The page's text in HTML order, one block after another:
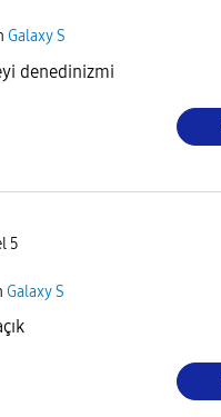
Galaxy S
denedinizmi
5
Galaxy S